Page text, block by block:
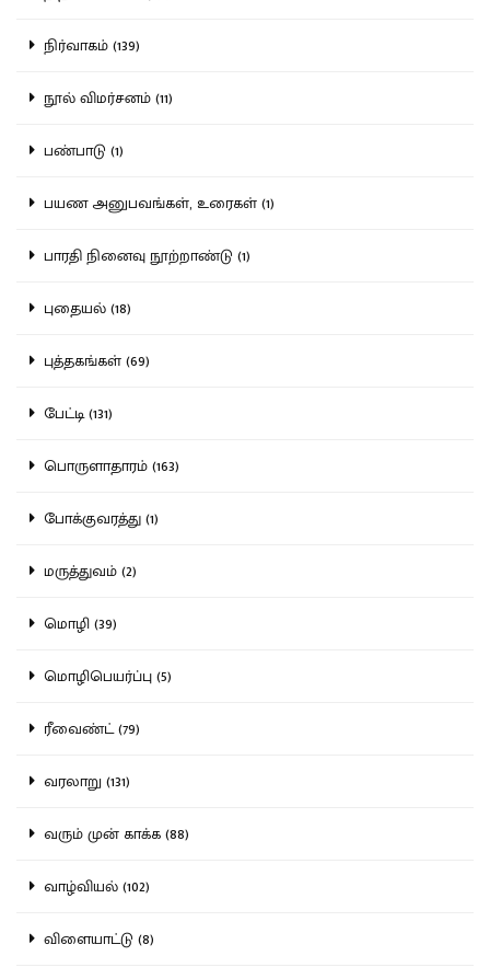
நிர்வாகம் (139)
நூல் விமர்சனம் (11)
பண்பாடு (1)
பயண அனுபவங்கள், உரைகள் (1)
பாரதி நினைவு நூற்றாண்டு (1)
புதையல் (18)
புத்தகங்கள் (69)
பேட்டி (131)
பொருளாதாரம் (163)
போக்குவரத்து (1)
மருத்துவம் (2)
மொழி (39)
மொழிபெயர்ப்பு (5)
ரீவைண்ட் (79)
வரலாறு (131)
வரும் முன் காக்க (88)
வாழ்வியல் (102)
விளையாட்டு (8)